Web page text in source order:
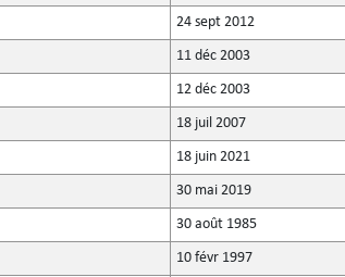
24 sept 2012
11 déc 2003
12 déc 2003
18 juil 2007
18 juin 2021
30 mai 2019
30 août 1985
10 févr 1997